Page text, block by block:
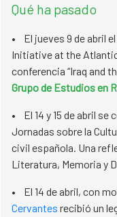
Qué ha pasado
• El jueves 9 de abril
Initiative at the
conferencia “Iraq and
Grupo de Estudios en
• El 14 y 15 de abril se
Jornadas sobre la
civil española. Una
Literatura, Memoria y
• El 14 de abril, con
Cervantes recibió un